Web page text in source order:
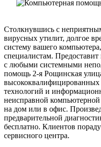
Столкнувшись с
вирусных утилит, долгое
систему вашего
специалистам.
с любыми системными
помощь 2-я Рощинская
высококвалифицированных
технологий и
неисправной компьютерной
на дом или в офис.
предварительной
бесплатно. Клиентов
сервисного центра.